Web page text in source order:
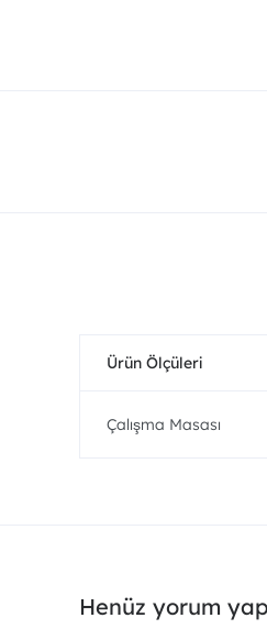
Ürün Ölçüleri
Çalışma Masası
Henüz yorum